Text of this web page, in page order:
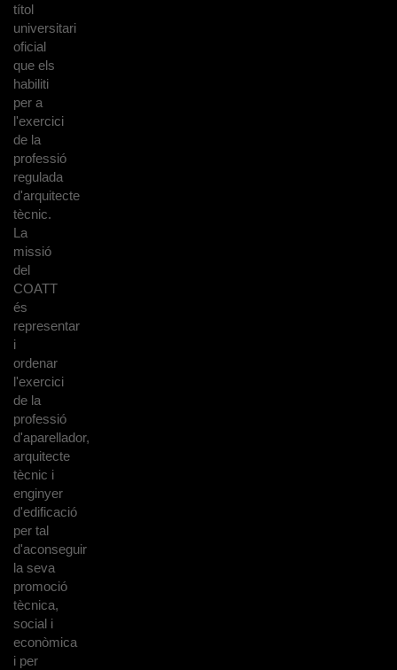
títol
universitari
oficial
que els
habiliti
per a
l'exercici
de la
professió
regulada
d'arquitecte
tècnic.
La
missió
del
COATT
és
representar
i
ordenar
l'exercici
de la
professió
d'aparellador,
arquitecte
tècnic i
enginyer
d'edificació
per tal
d'aconseguir
la seva
promoció
tècnica,
social i
econòmica
i per